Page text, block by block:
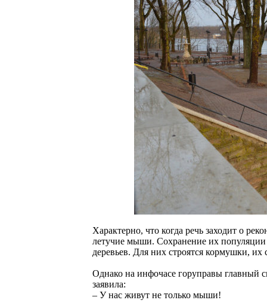
Характерно, что когда речь заходит о
летучие мыши. Сохранение их популяции
деревьев. Для них строятся кормушки, их
Однако на инфочасе горуправы главный
заявила:
– У нас живут не только мыши!